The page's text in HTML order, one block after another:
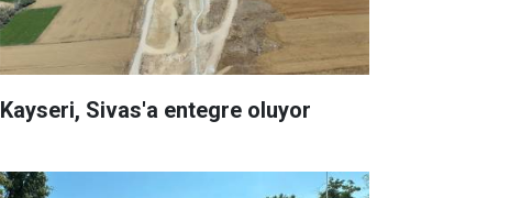
Kayseri, Sivas'a entegre oluyor